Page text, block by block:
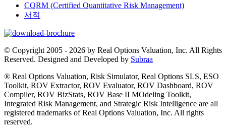
CQRM (Certified Quantitative Risk Management)
서적
© Copyright 2005 - 2026 by Real Options Valuation, Inc. All Rights
Reserved. Designed and Developed by Subraa
® Real Options Valuation, Risk Simulator, Real Options SLS, ESO
Toolkit, ROV Extractor, ROV Evaluator, ROV Dashboard, ROV
Compiler, ROV BizStats, ROV Base II MOdeling Toolkit,
Integrated Risk Management, and Strategic Risk Intelligence are all
registered trademarks of Real Options Valuation, Inc. All rights
reserved.